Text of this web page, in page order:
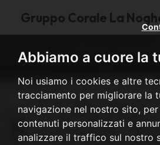
Abbiamo a cuore la
Noi usiamo i cookies e altre
tracciamento per migliorare la
navigazione nel nostro sito,
contenuti personalizzati e
analizzare il traffico sul nostro
Gruppo Corale La